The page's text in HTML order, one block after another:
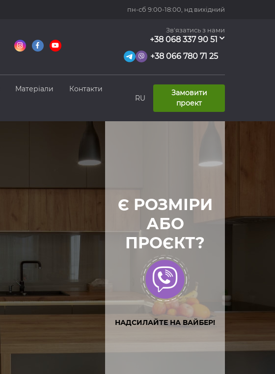
пн-сб 9:00-18:00, нд вихідний
Зв'язатись з нами
+38 068 337 90 51
+38 066 780 71 25
Матеріали Контакти
RU
Замовити
проект
Є РОЗМІРИ
АБО
ПРОЄКТ?
НАДСИЛАЙТЕ НА ВАЙБЕР!